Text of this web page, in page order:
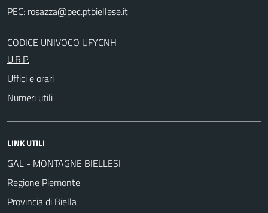
PEC:
CODICE UNIVOCO UFYCNH
U.R.P.
Uffici e orari
Numeri utili
LINK UTILI
GAL - MONTAGNE BIELLESI
Regione Piemonte
Provincia di Biella